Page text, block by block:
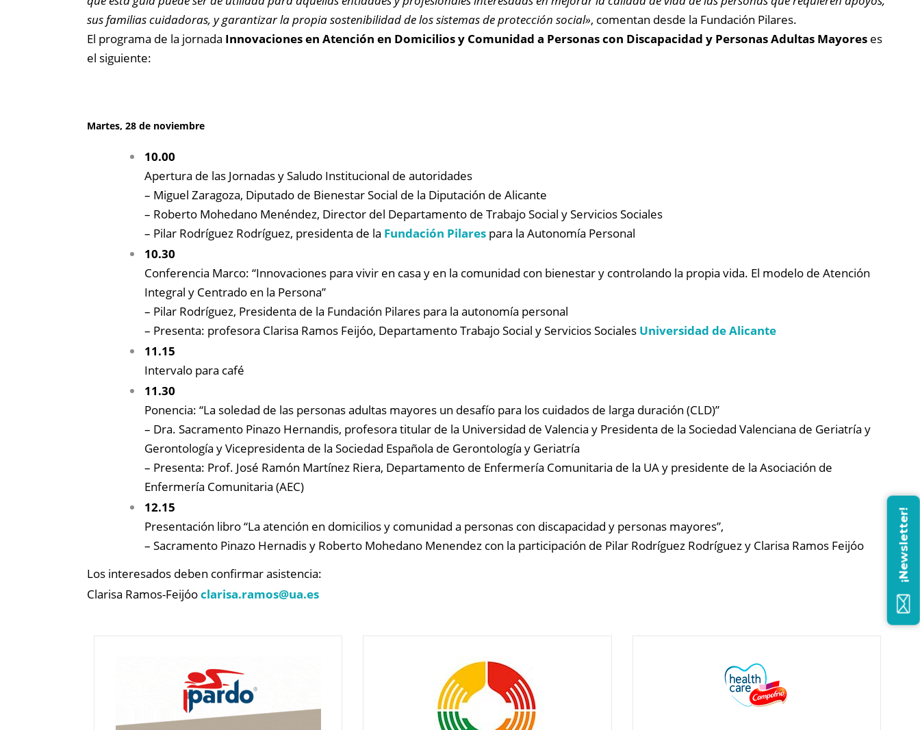
sus familias cuidadoras, y garantizar la propia sostenibilidad de los sistemas de protección social», comentan desde la Fundación Pilares.
El programa de la jornada Innovaciones en Atención en Domicilios y Comunidad a Personas con Discapacidad y Personas Adultas Mayores es
el siguiente:
Martes, 28 de noviembre
10.00
Apertura de las Jornadas y Saludo Institucional de autoridades
– Miguel Zaragoza, Diputado de Bienestar Social de la Diputación de Alicante
– Roberto Mohedano Menéndez, Director del Departamento de Trabajo Social y Servicios Sociales
– Pilar Rodríguez Rodríguez, presidenta de la Fundación Pilares para la Autonomía Personal
10.30
Conferencia Marco: “Innovaciones para vivir en casa y en la comunidad con bienestar y controlando la propia vida. El modelo de Atención
Integral y Centrado en la Persona”
– Pilar Rodríguez, Presidenta de la Fundación Pilares para la autonomía personal
– Presenta: profesora Clarisa Ramos Feijóo, Departamento Trabajo Social y Servicios Sociales Universidad de Alicante
11.15
Intervalo para café
11.30
Ponencia: “La soledad de las personas adultas mayores un desafío para los cuidados de larga duración (CLD)”
– Dra. Sacramento Pinazo Hernandis, profesora titular de la Universidad de Valencia y Presidenta de la Sociedad Valenciana de Geriatría y
Gerontología y Vicepresidenta de la Sociedad Española de Gerontología y Geriatría
– Presenta: Prof. José Ramón Martínez Riera, Departamento de Enfermería Comunitaria de la UA y presidente de la Asociación de
Enfermería Comunitaria (AEC)
12.15
Presentación libro “La atención en domicilios y comunidad a personas con discapacidad y personas mayores”,
– Sacramento Pinazo Hernadis y Roberto Mohedano Menendez con la participación de Pilar Rodríguez Rodríguez y Clarisa Ramos Feijóo
Los interesados deben confirmar asistencia:
Clarisa Ramos-Feijóoclarisa.ramos@ua.es
¡Newsletter!